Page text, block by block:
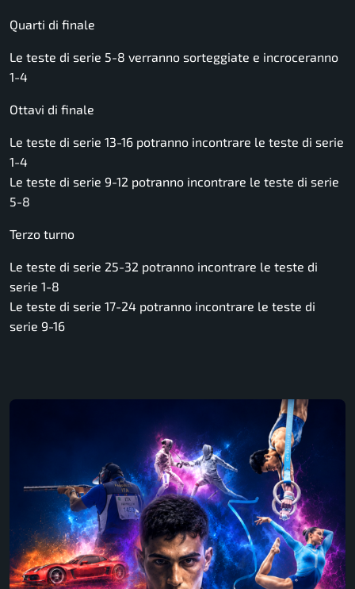
Quarti di finale
Le teste di serie 5-8 verranno sorteggiate e incroceranno
1-4
Ottavi di finale
Le teste di serie 13-16 potranno incontrare le teste di serie
1-4
Le teste di serie 9-12 potranno incontrare le teste di serie
5-8
Terzo turno
Le teste di serie 25-32 potranno incontrare le teste di
serie 1-8
Le teste di serie 17-24 potranno incontrare le teste di
serie 9-16